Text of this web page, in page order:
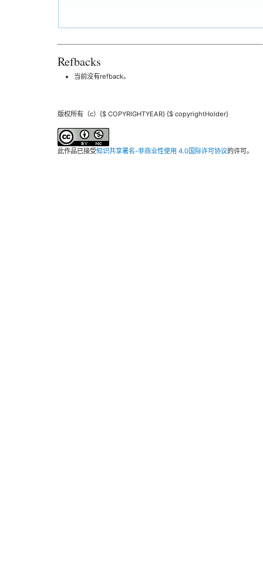
Refbacks
当前没有refback。
版权所有（c）{$ COPYRIGHTYEAR} {$ copyrightHolder}
此作品已接受知识共享署名-非商业性使用 4.0国际许可协议的许可。